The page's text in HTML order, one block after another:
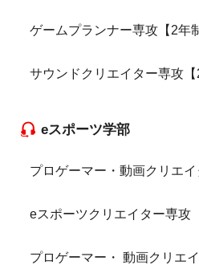
ゲームプランナー専攻【2年
サウンドクリエイター専攻【
eスポーツ学部
プロゲーマー・動画クリエイ
eスポーツクリエイター専攻
プロゲーマー・ 動画クリエ